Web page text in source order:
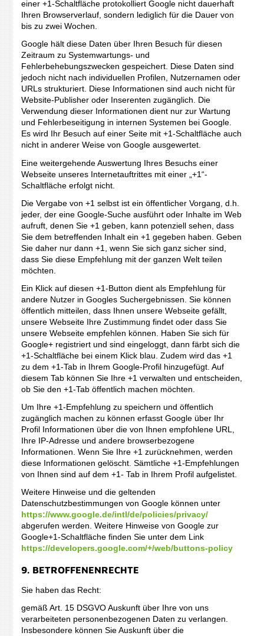
einer +1-Schaltfläche protokolliert Google nicht dauerhaft
Ihren Browserverlauf, sondern lediglich für die Dauer von
bis zu zwei Wochen.
Google hält diese Daten über Ihren Besuch für diesen
Zeitraum zu Systemwartungs- und
Fehlerbehebungszwecken gespeichert. Diese Daten sind
jedoch nicht nach individuellen Profilen, Nutzernamen oder
URLs strukturiert. Diese Informationen sind auch nicht für
Website-Publisher oder Inserenten zugänglich. Die
Verwendung dieser Informationen dient nur zur Wartung
und Fehlerbeseitigung in internen Systemen bei Google.
Es wird Ihr Besuch auf einer Seite mit +1-Schaltfläche auch
nicht in anderer Weise von Google ausgewertet.
Eine weitergehende Auswertung Ihres Besuchs einer
Webseite unseres Internetauftrittes mit einer „+1“-
Schaltfläche erfolgt nicht.
Die Vergabe von +1 selbst ist ein öffentlicher Vorgang, d.h.
jeder, der eine Google-Suche ausführt oder Inhalte im Web
aufruft, denen Sie +1 geben, kann potenziell sehen, dass
Sie dem betreffenden Inhalt ein +1 gegeben haben. Geben
Sie daher nur dann +1, wenn Sie sich ganz sicher sind,
dass Sie diese Empfehlung mit der ganzen Welt teilen
möchten.
Ein Klick auf diesen +1-Button dient als Empfehlung für
andere Nutzer in Googles Suchergebnissen. Sie können
öffentlich mitteilen, dass Ihnen unsere Webseite gefällt,
unsere Webseite Ihre Zustimmung findet oder dass Sie
unsere Webseite empfehlen können. Haben Sie sich für
Google+ registriert und sind eingeloggt, dann färbt sich die
+1-Schaltfläche bei einem Klick blau. Zudem wird das +1
zu dem +1-Tab in Ihrem Google-Profil hinzugefügt. Auf
diesem Tab können Sie Ihre +1 verwalten und entscheiden,
ob Sie den +1-Tab öffentlich machen möchten.
Um Ihre +1-Empfehlung zu speichern und öffentlich
zugänglich machen zu können erfasst Google über Ihr
Profil Informationen über die von Ihnen empfohlene URL,
Ihre IP-Adresse und andere browserbezogene
Informationen. Wenn Sie Ihre +1 zurücknehmen, werden
diese Informationen gelöscht. Sämtliche +1-Empfehlungen
von Ihnen sind auf dem +1- Tab in Ihrem Profil aufgelistet.
Weitere Hinweise und die geltenden
Datenschutzbestimmungen von Google können unter
https://www.google.de/intl/de/policies/privacy/
abgerufen werden. Weitere Hinweise von Google zur
Google+1-Schaltfläche finden Sie unter dem Link
https://developers.google.com/+/web/buttons-policy
9. BETROFFENENRECHTE
Sie haben das Recht:
gemäß Art. 15 DSGVO Auskunft über Ihre von uns
verarbeiteten personenbezogenen Daten zu verlangen.
Insbesondere können Sie Auskunft über die